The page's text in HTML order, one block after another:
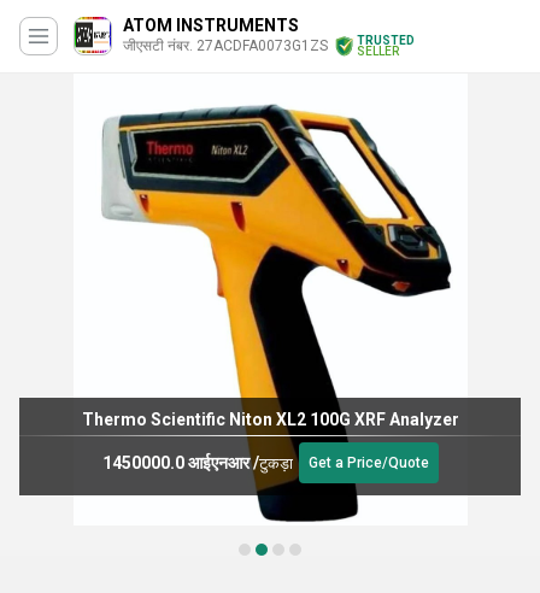
ATOM INSTRUMENTS
जीएसटी नंबर. 27ACDFA0073G1ZS
TRUSTED
SELLER
Thermo Scientific Niton XL2 100G XRF Analyzer
1450000.0 आईएनआर/टुकड़ा Get a Price/Quote